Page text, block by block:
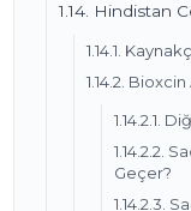
1.14. Hindistan
1.14.1.
1.14.2.
1.14.2.1.
1.14.2.2.
Geçer?
1.14.2.3.